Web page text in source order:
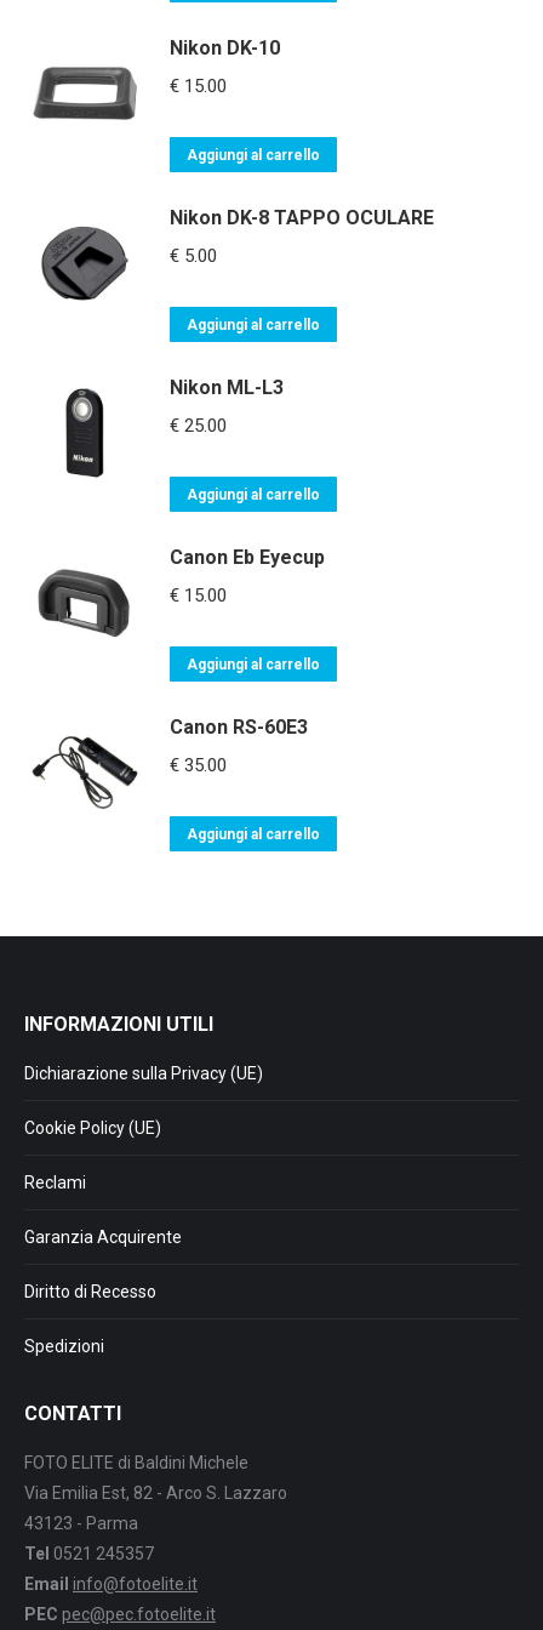
Nikon DK-10
€ 15.00
Aggiungi al carrello
Nikon DK-8 TAPPO OCULARE
€ 5.00
Aggiungi al carrello
Nikon ML-L3
€ 25.00
Aggiungi al carrello
Canon Eb Eyecup
€ 15.00
Aggiungi al carrello
Canon RS-60E3
€ 35.00
Aggiungi al carrello
INFORMAZIONI UTILI
Dichiarazione sulla Privacy (UE)
Cookie Policy (UE)
Reclami
Garanzia Acquirente
Diritto di Recesso
Spedizioni
CONTATTI
FOTO ELITE di Baldini Michele
Via Emilia Est, 82 - Arco S. Lazzaro
43123 - Parma
Tel 0521 245357
Email info@fotoelite.it
PEC pec@pec.fotoelite.it